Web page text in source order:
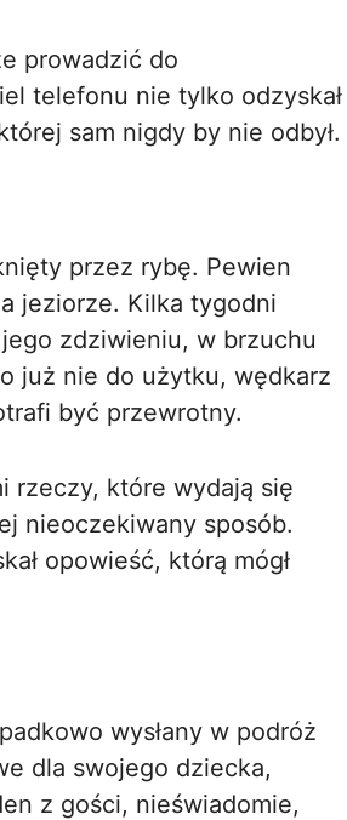
prowadzić do
telefonu nie tylko odzyskał
sam nigdy by nie odbył.
przez rybę. Pewien
jeziorze. Kilka tygodni
zdziwieniu, w brzuchu
już nie do użytku, wędkarz
być przewrotny.
rzeczy, które wydają się
nieoczekiwany sposób.
opowieść, którą mógł
wysłany w podróż
dla swojego dziecka,
z gości, nieświadomie,